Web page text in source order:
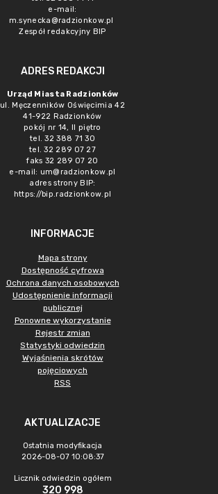
e-mail:
m.synecka@radzionkow.pl
Zespół redakcyjny BIP
ADRES REDAKCJI
Urząd Miasta Radzionków
ul. Męczenników Oświęcimia 42
41-922 Radzionków
pokój nr 14, II piętro
tel. 32 388 71 30
tel. 32 289 07 27
faks 32 289 07 20
e-mail: um@radzionkow.pl
adres strony BIP:
https://bip.radzionkow.pl
INFORMACJE
Mapa strony
Dostępność cyfrowa
Ochrona danych osobowych
Udostępnienie informacji
publicznej
Ponowne wykorzystanie
Rejestr zmian
Statystyki odwiedzin
Wyjaśnienia skrótów
pojęciowych
RSS
AKTUALIZACJE
Ostatnia modyfikacja
2026-08-07 10:08:37
Licznik odwiedzin ogółem
320 998